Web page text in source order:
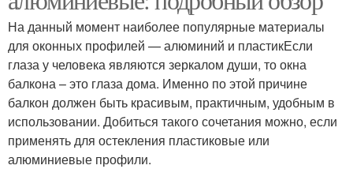
На данный момент наиболее популярные материалы
для оконных профилей — алюминий и пластикЕсли
глаза у человека являются зеркалом души, то окна
балкона – это глаза дома. Именно по этой причине
балкон должен быть красивым, практичным, удобным в
использовании. Добиться такого сочетания можно, если
применять для остекления пластиковые или
алюминиевые профили.